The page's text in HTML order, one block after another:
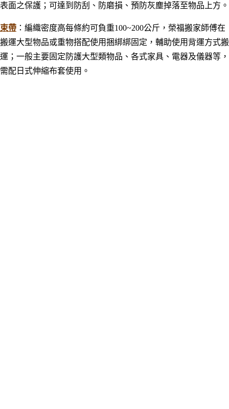
表面之保護；可達到防刮、防磨損、預防灰塵掉落至物品上方。
束帶 ：編織密度高每條約可負重100~200公斤，榮福搬家師傅在
搬運大型物品或重物搭配使用捆綁綁固定，輔助使用背運方式搬
運；一般主要固定防護大型類物品 、各式家具 、電器及儀器等，
需配日式伸縮布套使用。